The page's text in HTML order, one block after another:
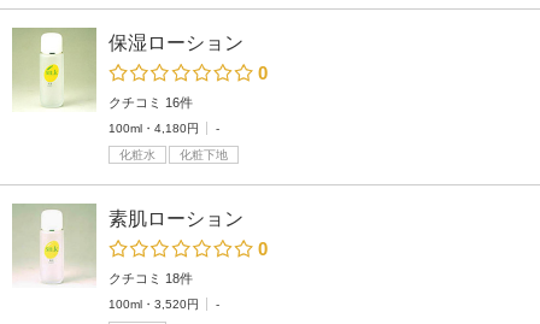
保湿ローション
0
クチコミ 16件
100ml・4,180円
-
化粧水
化粧下地
素肌ローション
0
クチコミ 18件
100ml・3,520円
-